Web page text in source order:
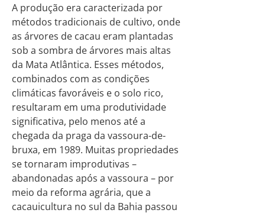
A produção era caracterizada por
métodos tradicionais de cultivo, onde
as árvores de cacau eram plantadas
sob a sombra de árvores mais altas
da Mata Atlântica. Esses métodos,
combinados com as condições
climáticas favoráveis e o solo rico,
resultaram em uma produtividade
significativa, pelo menos até a
chegada da praga da vassoura-de-
bruxa, em 1989. Muitas propriedades
se tornaram improdutivas –
abandonadas após a vassoura – por
meio da reforma agrária, que a
cacauicultura no sul da Bahia passou